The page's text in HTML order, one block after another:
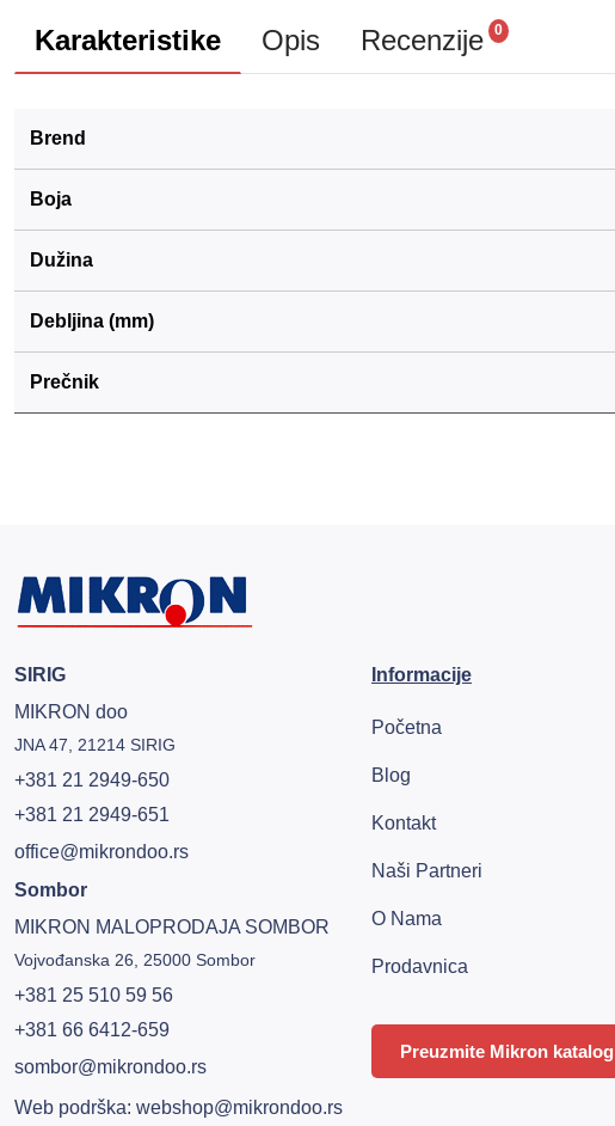
Karakteristike Opis Recenzije 0
Brend
Boja
Dužina
Debljina (mm)
Prečnik
SIRIG
MIKRON doo
JNA 47, 21214 SIRIG
+381 21 2949-650
+381 21 2949-651
office@mikrondoo.rs
Sombor
MIKRON MALOPRODAJA SOMBOR
Vojvođanska 26, 25000 Sombor
+381 25 510 59 56
+381 66 6412-659
sombor@mikrondoo.rs
Web podrška: webshop@mikrondoo.rs
Informacije
Početna
Blog
Kontakt
Naši Partneri
O Nama
Prodavnica
Preuzmite Mikron katalog